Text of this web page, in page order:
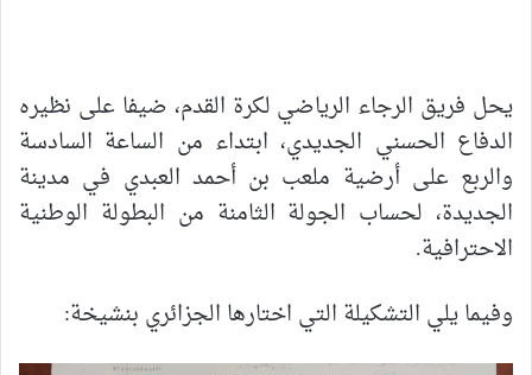
يحل فريق الرجاء الرياضي لكرة القدم، ضيفا على نظيره
الدفاع الحسني الجديدي، ابتداء من الساعة السادسة
والربع على أرضية ملعب بن أحمد العبدي في مدينة
الجديدة، لحساب الجولة الثامنة من البطولة الوطنية
الاحترافية.
وفيما يلي التشكيلة التي اختارها الجزائري بنشيخة: